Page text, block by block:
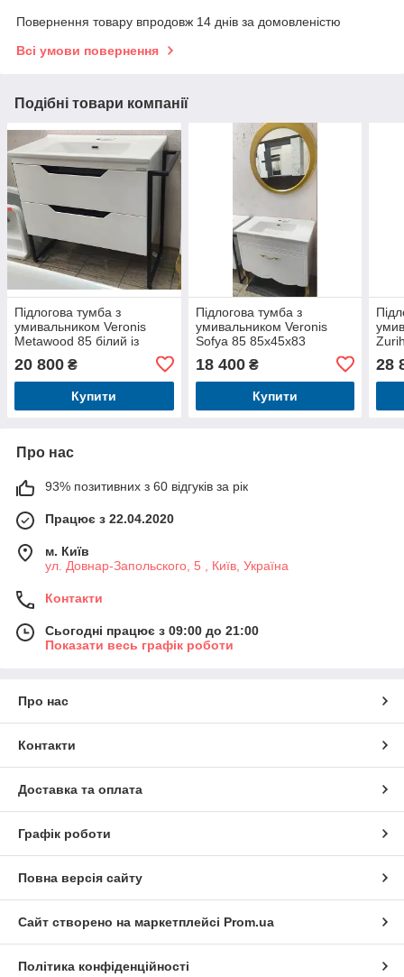
Повернення товару впродовж 14 днів за домовленістю
Всі умови повернення
Подібні товари компанії
Підлогова тумба з
умивальником Veronis
Metawood 85 білий із
20 800 ₴
Купити
Підлогова тумба з
умивальником Veronis
Sofya 85 85х45х83
18 400₴
Купити
28
Про нас
93% позитивних з 60 відгуків за рік
Працює з 22.04.2020
м. Київ
ул. Довнар-Запольского, 5 , Київ, Україна
Контакти
Сьогодні працює з 09:00 до 21:00
Показати весь графік роботи
Про нас
Контакти
Доставка та оплата
Графік роботи
Повна версія сайту
Сайт створено на маркетплейсі Prom.ua
Політика конфіденційності